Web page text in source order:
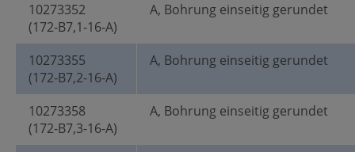
10273352
(172-B7,1-16-A)
A, Bohrung einseitig gerundet
10273355
(172-B7,2-16-A)
A, Bohrung einseitig gerundet
10273358
(172-B7,3-16-A)
A, Bohrung einseitig gerundet